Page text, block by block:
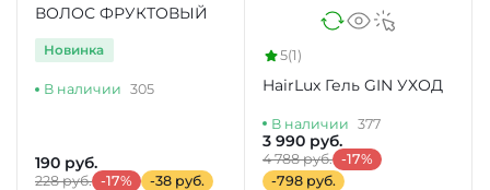
ВОЛОС ФРУКТОВЫЙ
Новинка
В наличии 305
190 руб.
228 руб. -17% -38 руб.
5(1)
HairLux Гель GIN УХОД
В наличии 377
3 990 руб.
4 788 руб. -17%
-798 руб.